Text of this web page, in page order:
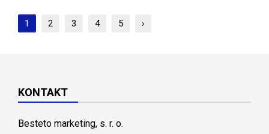
1 2 3 4 5 ›
KONTAKT
Besteto marketing, s. r. o.